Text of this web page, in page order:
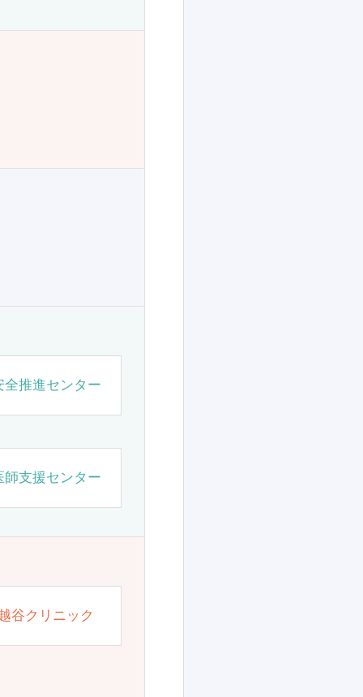
全推進センター
師支援センター
谷クリニック